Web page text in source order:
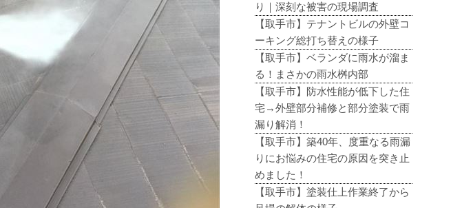
り｜深刻な被害の現場調査
【取手市】テナントビルの外壁コ
ーキング総打ち替えの様子
【取手市】ベランダに雨水が溜ま
る！まさかの雨水桝内部
【取手市】防水性能が低下した住
宅→外壁部分補修と部分塗装で雨
漏り解消！
【取手市】築40年、度重なる雨漏
りにお悩みの住宅の原因を突き止
めました！
【取手市】塗装仕上作業終了から